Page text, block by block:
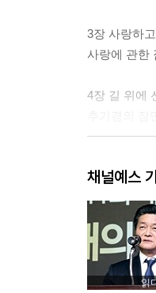
3장 사랑하
사랑에 관한
4장 길 위에
정의 사회 국
6장 고독한
성직자의 삶
7장 성자의
채널예스
읽